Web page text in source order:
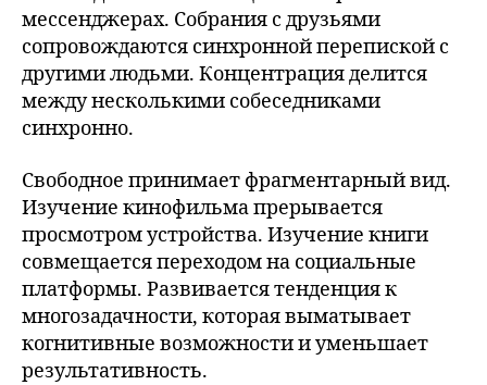
мессенджерах. Собрания с друзьями
сопровождаются синхронной перепиской с
другими людьми. Концентрация делится
между несколькими собеседниками
синхронно.
Свободное принимает фрагментарный вид.
Изучение кинофильма прерывается
просмотром устройства. Изучение книги
совмещается переходом на социальные
платформы. Развивается тенденция к
многозадачности, которая выматывает
когнитивные возможности и уменьшает
результативность.